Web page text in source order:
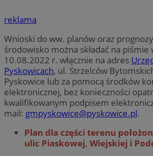
reklama
Wnioski do ww. planów oraz
środowisko można składać na
10.08.2022 r. włącznie na adres
Pyskowicach, ul. Strzelców
Pyskowice lub za pomocą środków
elektronicznej, bez konieczności
kwalifikowanym podpisem
mail: gmpyskowice@pyskowice.pl.
Plan dla części terenu
ulic Piaskowej, Wiejskiej i